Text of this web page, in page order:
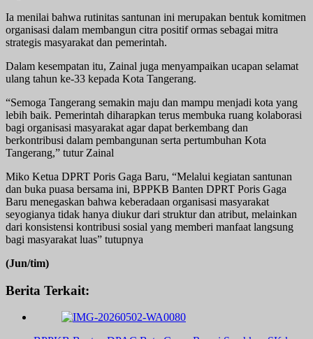
Ia menilai bahwa rutinitas santunan ini merupakan bentuk komitmen
organisasi dalam membangun citra positif ormas sebagai mitra
strategis masyarakat dan pemerintah.
Dalam kesempatan itu, Zainal juga menyampaikan ucapan selamat
ulang tahun ke-33 kepada Kota Tangerang.
“Semoga Tangerang semakin maju dan mampu menjadi kota yang
lebih baik. Pemerintah diharapkan terus membuka ruang kolaborasi
bagi organisasi masyarakat agar dapat berkembang dan
berkontribusi dalam pembangunan serta pertumbuhan Kota
Tangerang,” tutur Zainal
Miko Ketua DPRT Poris Gaga Baru, “Melalui kegiatan santunan
dan buka puasa bersama ini, BPPKB Banten DPRT Poris Gaga
Baru menegaskan bahwa keberadaan organisasi masyarakat
seyogianya tidak hanya diukur dari struktur dan atribut, melainkan
dari konsistensi kontribusi sosial yang memberi manfaat langsung
bagi masyarakat luas” tutupnya
(Jun/tim)
Berita Terkait: